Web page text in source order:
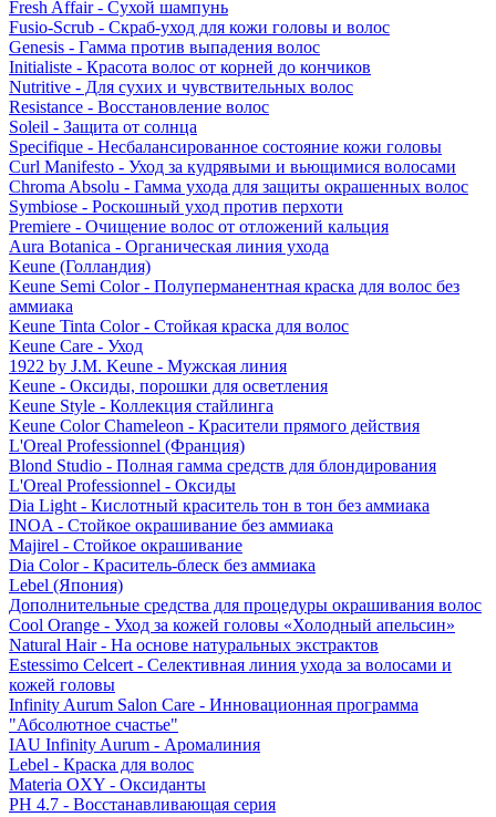
Fresh Affair - Сухой шампунь
Fusio-Scrub - Скраб-уход для кожи головы и волос
Genesis - Гамма против выпадения волос
Initialiste - Красота волос от корней до кончиков
Nutritive - Для сухих и чувствительных волос
Resistance - Восстановление волос
Soleil - Защита от солнца
Specifique - Несбалансированное состояние кожи головы
Curl Manifesto - Уход за кудрявыми и вьющимися волосами
Chroma Absolu - Гамма ухода для защиты окрашенных волос
Symbiose - Роскошный уход против перхоти
Premiere - Очищение волос от отложений кальция
Aura Botanica - Органическая линия ухода
Keune (Голландия)
Keune Semi Color - Полуперманентная краска для волос без
аммиака
Keune Tinta Color - Стойкая краска для волос
Keune Care - Уход
1922 by J.M. Keune - Мужская линия
Keune - Оксиды, порошки для осветления
Keune Style - Коллекция стайлинга
Keune Color Chameleon - Красители прямого действия
L'Oreal Professionnel (Франция)
Blond Studio - Полная гамма средств для блондирования
L'Oreal Professionnel - Оксиды
Dia Light - Кислотный краситель тон в тон без аммиака
INOA - Стойкое окрашивание без аммиака
Majirel - Стойкое окрашивание
Dia Color - Краситель-блеск без аммиака
Lebel (Япония)
Дополнительные средства для процедуры окрашивания волос
Cool Orange - Уход за кожей головы «Холодный апельсин»
Natural Hair - На основе натуральных экстрактов
Estessimo Celcert - Селективная линия ухода за волосами и
кожей головы
Infinity Aurum Salon Care - Инновационная программа
"Абсолютное счастье"
IAU Infinity Aurum - Аромалиния
Lebel - Краска для волос
Materia OXY - Оксиданты
PH 4.7 - Восстанавливающая серия